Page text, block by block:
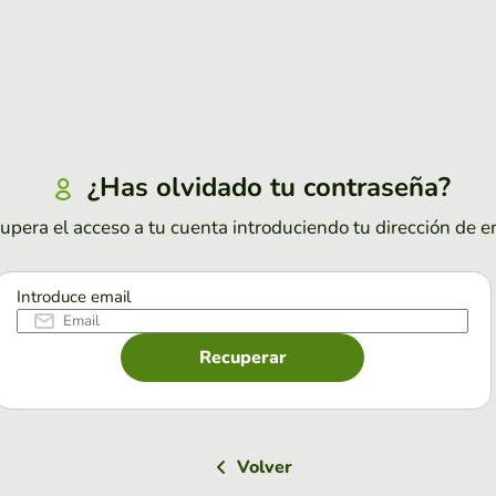
¿Has olvidado tu contraseña?
el acceso a tu cuenta introduciendo tu dirección de
Introduce email
Recuperar
Volver